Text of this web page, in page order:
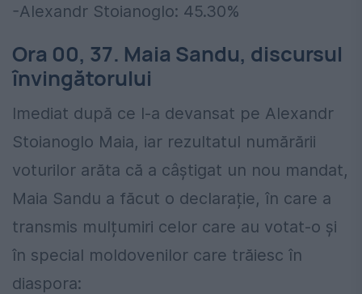
-Alexandr Stoianoglo: 45.30%
Ora 00, 37. Maia Sandu, discursul
învingătorului
Imediat după ce l-a devansat pe Alexandr
Stoianoglo Maia, iar rezultatul numărării
voturilor arăta că a câștigat un nou mandat,
Maia Sandu a făcut o declarație, în care a
transmis mulțumiri celor care au votat-o și
în special moldovenilor care trăiesc în
diaspora: